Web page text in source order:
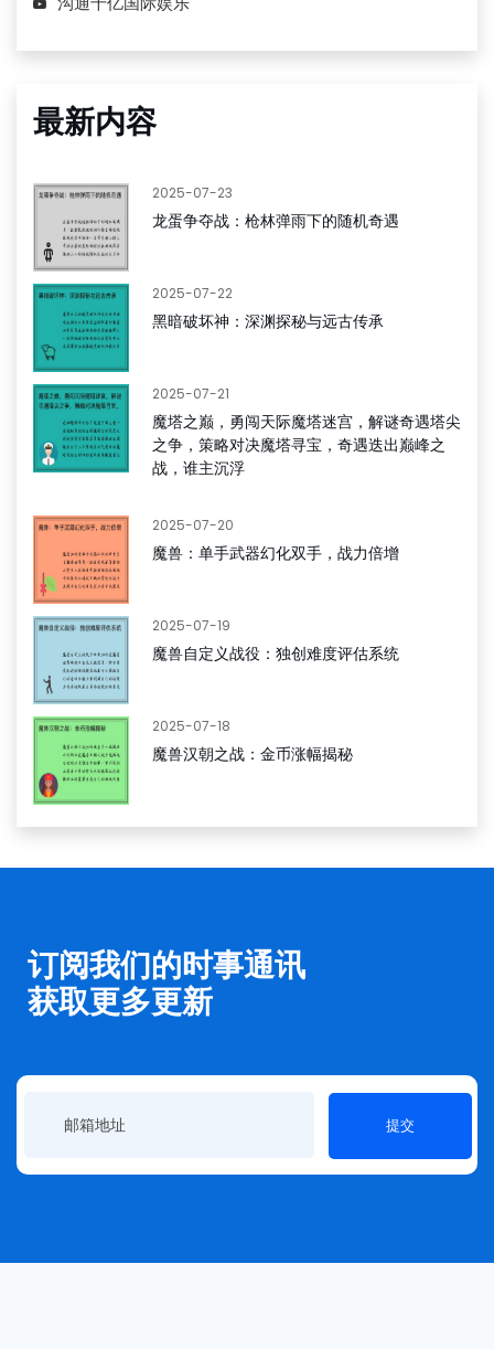
最新内容
2025-07-23
龙蛋争夺战：枪林弹雨下的随机奇遇
2025-07-22
黑暗破坏神：深渊探秘与远古传承
2025-07-21
魔塔之巅，勇闯天际魔塔迷宫，解谜奇遇塔尖
之争，策略对决魔塔寻宝，奇遇迭出巅峰之
战，谁主沉浮
2025-07-20
魔兽：单手武器幻化双手，战力倍增
2025-07-19
魔兽自定义战役：独创难度评估系统
2025-07-18
魔兽汉朝之战：金币涨幅揭秘
订阅我们的时事通讯
获取更多更新
提交